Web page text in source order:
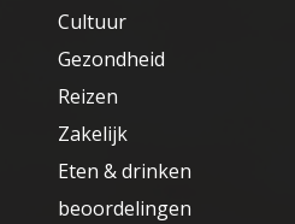
Cultuur
Gezondheid
Reizen
Zakelijk
Eten & drinken
beoordelingen